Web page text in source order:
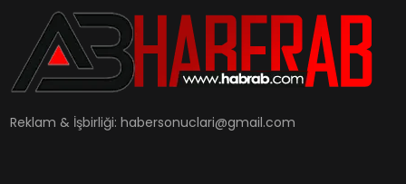
Reklam & İşbirliği:habersonuclari@gmail.com